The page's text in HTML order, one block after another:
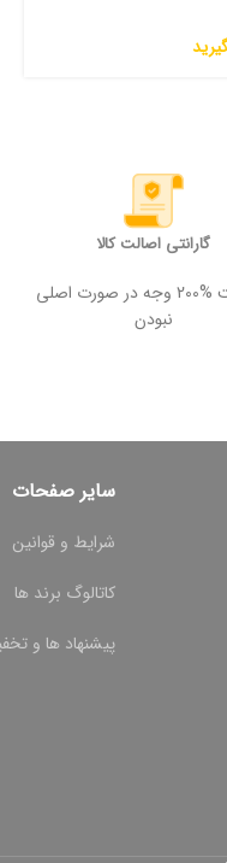
گارانتی اصالت کالا
بازگشت %200 وجه در صورت اصلی
نبودن
سایر صفحات
شرایط و قوانین
کاتالوگ برند ها
پیشنهاد ها و